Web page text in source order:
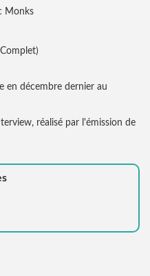
Monks
en décembre dernier au
réalisé par l'émission de